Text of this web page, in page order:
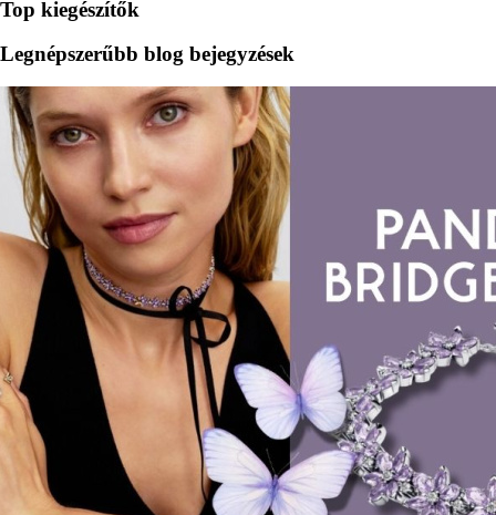
Top kiegészítők
Legnépszerűbb blog bejegyzések